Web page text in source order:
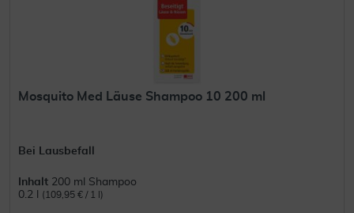
Mosquito Med Läuse Shampoo 10 200 ml
Bei Lausbefall
Inhalt 200 ml Shampoo
0.2 l
(109,95 € / 1 l)